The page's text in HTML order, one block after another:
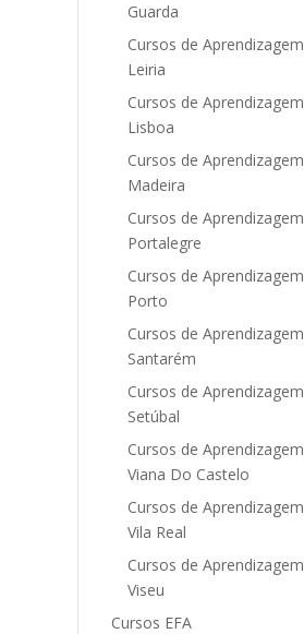
Guarda
Cursos de Aprendizagem
Leiria
Cursos de Aprendizagem
Lisboa
Cursos de Aprendizagem
Madeira
Cursos de Aprendizagem
Portalegre
Cursos de Aprendizagem
Porto
Cursos de Aprendizagem
Santarém
Cursos de Aprendizagem
Setúbal
Cursos de Aprendizagem
Viana Do Castelo
Cursos de Aprendizagem
Vila Real
Cursos de Aprendizagem
Viseu
Cursos EFA